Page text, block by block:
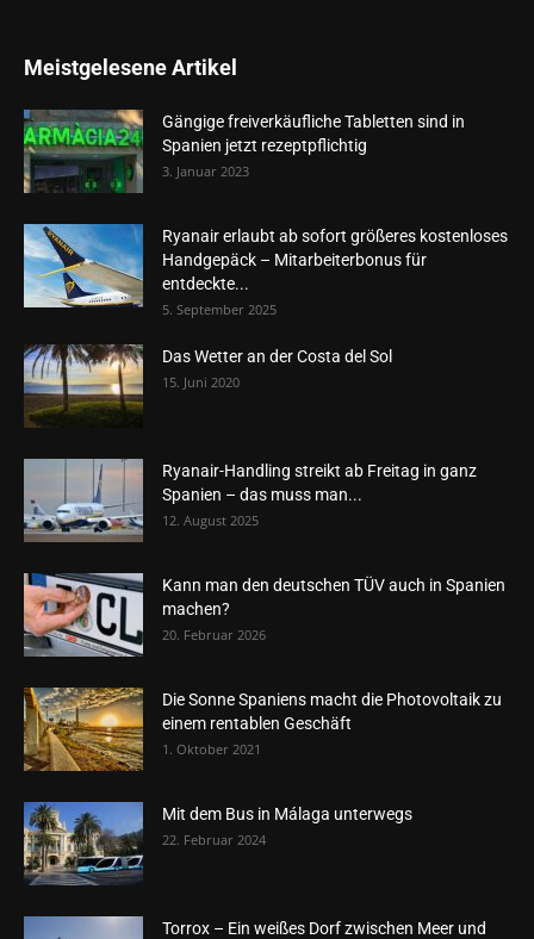
Meistgelesene Artikel
Gängige freiverkäufliche Tabletten sind in
Spanien jetzt rezeptpflichtig
3. Januar 2023
Ryanair erlaubt ab sofort größeres kostenloses
Handgepäck – Mitarbeiterbonus für
entdeckte...
5. September 2025
Das Wetter an der Costa del Sol
15. Juni 2020
Ryanair-Handling streikt ab Freitag in ganz
Spanien – das muss man...
12. August 2025
Kann man den deutschen TÜV auch in Spanien
machen?
20. Februar 2026
Die Sonne Spaniens macht die Photovoltaik zu
einem rentablen Geschäft
1. Oktober 2021
Mit dem Bus in Málaga unterwegs
22. Februar 2024
Torrox – Ein weißes Dorf zwischen Meer und